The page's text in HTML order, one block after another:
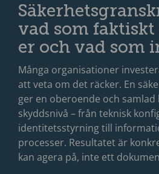
vad som
er och vad som
Många organisationer
att veta om det räcker. En
ger en oberoende och samlad
skyddsnivå – från teknisk
identitetsstyrning till
processer. Resultatet är
kan agera på, inte ett